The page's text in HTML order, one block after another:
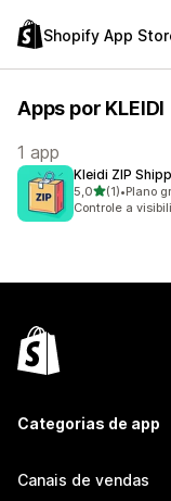
Shopify App
Apps por KLEIDI
1 app
Kleidi ZIP
5,0de 5 estrelas
(1)
1 avaliações ao
•Plano
Controle a
Categorias de app
Canais de vendas